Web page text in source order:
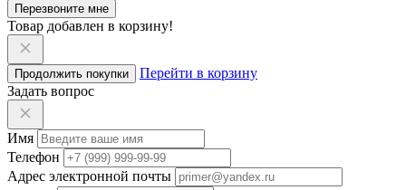
Перезвоните мне
Товар добавлен в корзину!
Продолжить покупки
Перейти в корзину
Задать вопрос
Имя
Телефон
Адрес электронной почты